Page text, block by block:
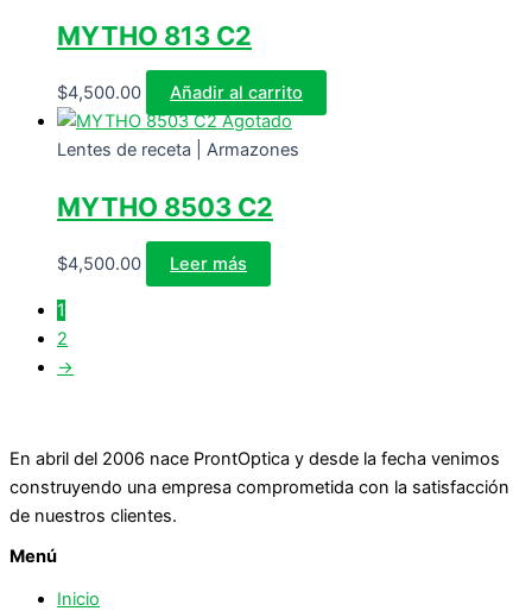
MYTHO 813 C2
$4,500.00
Añadir al carrito
Agotado
Lentes de receta | Armazones
MYTHO 8503 C2
$4,500.00 Leer más
1
2
→
En abril del 2006 nace ProntOptica y desde la fecha venimos
construyendo una empresa comprometida con la satisfacción
de nuestros clientes.
Menú
Inicio